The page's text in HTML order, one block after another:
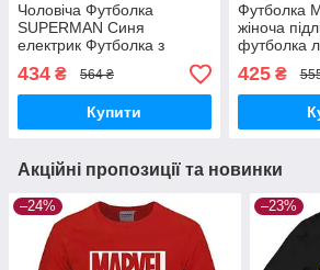
Чоловіча Футболка
SUPERMAN Синя
електрик Футболка з
принтом Супермен
Надлюдина Кларк Кент
комікси Марвел
434 ₴ 564 ₴
Купити
Футболка
жіноча
футболка
Комікси
425₴
Акційні пропозиції та новинки
–24% –23%